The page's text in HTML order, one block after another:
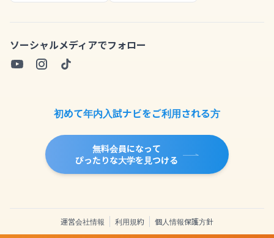
ソーシャルメディアでフォロー
初めて年内入試ナビをご利用される方
無料会員になって
ぴったりな大学を見つける
運営会社情報 利用規約 個人情報保護方針